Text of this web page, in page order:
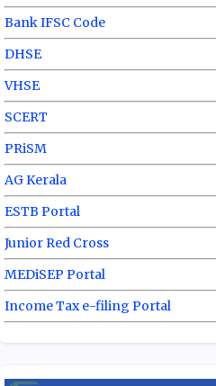
Bank IFSC Code
DHSE
VHSE
SCERT
PRiSM
AG Kerala
ESTB Portal
Junior Red Cross
MEDiSEP Portal
Income Tax e-filing Portal